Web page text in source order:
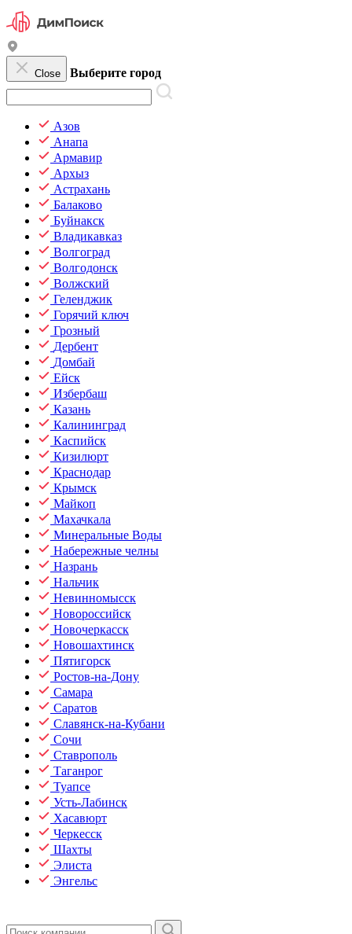
Close Выберите город
Азов
Анапа
Армавир
Архыз
Астрахань
Балаково
Буйнакск
Владикавказ
Волгоград
Волгодонск
Волжский
Геленджик
Горячий ключ
Грозный
Дербент
Домбай
Ейск
Избербаш
Казань
Калининград
Каспийск
Кизилюрт
Краснодар
Крымск
Майкоп
Махачкала
Минеральные Воды
Набережные челны
Назрань
Нальчик
Невинномысск
Новороссийск
Новочеркасск
Новошахтинск
Пятигорск
Ростов-на-Дону
Самара
Саратов
Славянск-на-Кубани
Сочи
Ставрополь
Таганрог
Туапсе
Усть-Лабинск
Хасавюрт
Черкесск
Шахты
Элиста
Энгельс